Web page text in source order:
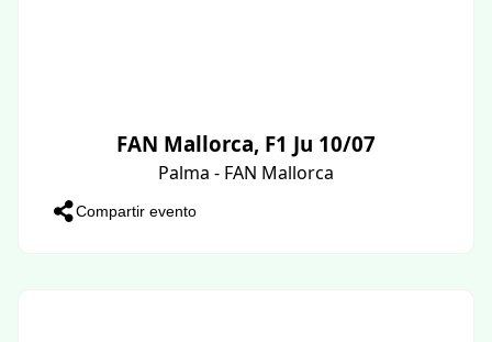
FAN Mallorca, F1 Ju 10/07
Palma - FAN Mallorca
Compartir evento